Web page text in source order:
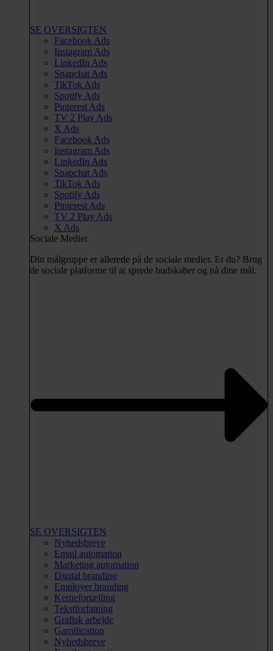
SE OVERSIGTEN
Facebook Ads
Instagram Ads
LinkedIn Ads
Snapchat Ads
TikTok Ads
Spotify Ads
Pinterest Ads
TV 2 Play Ads
X Ads
Facebook Ads
Instagram Ads
LinkedIn Ads
Snapchat Ads
TikTok Ads
Spotify Ads
Pinterest Ads
TV 2 Play Ads
X Ads
Sociale Medier
Din målgruppe er allerede på de sociale medier. Er du? Brug
de sociale platforme til at sprede budskaber og nå dine mål.
SE OVERSIGTEN
Nyhedsbreve
Email automation
Marketing automation
Digital branding
Employer branding
Kernefortælling
Tekstforfatning
Grafisk arbejde
Gamification
Nyhedsbreve